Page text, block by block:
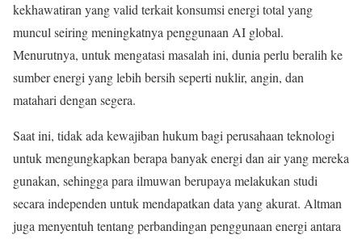
kekhawatiran yang valid terkait konsumsi energi total yang
muncul seiring meningkatnya penggunaan AI global.
Menurutnya, untuk mengatasi masalah ini, dunia perlu beralih ke
sumber energi yang lebih bersih seperti nuklir, angin, dan
matahari dengan segera.
Saat ini, tidak ada kewajiban hukum bagi perusahaan teknologi
untuk mengungkapkan berapa banyak energi dan air yang mereka
gunakan, sehingga para ilmuwan berupaya melakukan studi
secara independen untuk mendapatkan data yang akurat. Altman
juga menyentuh tentang perbandingan penggunaan energi antara